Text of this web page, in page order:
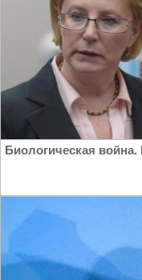
Биологическая